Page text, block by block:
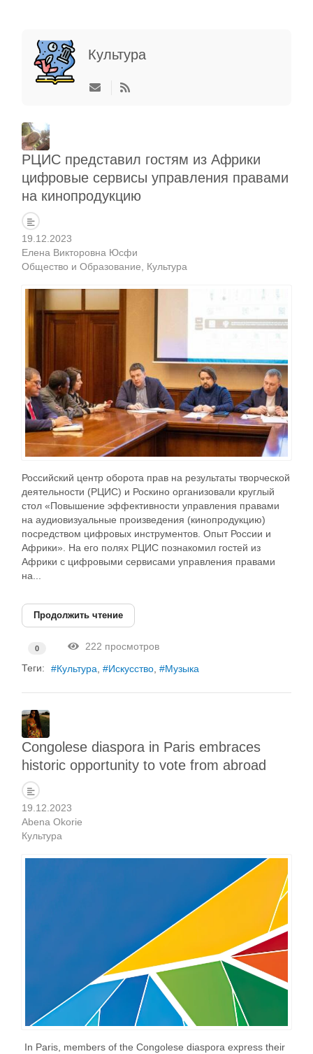
Культура
РЦИС представил гостям из Африки
цифровые сервисы управления правами
на кинопродукцию
19.12.2023
Елена Викторовна Юсфи
Общество и Образование
Культура
Российский центр оборота прав на результаты творческой
деятельности (РЦИС) и Роскино организовали круглый
стол «Повышение эффективности управления правами
на аудиовизуальные произведения (кинопродукцию)
посредством цифровых инструментов. Опыт России и
Африки». На его полях РЦИС познакомил гостей из
Африки с цифровыми сервисами управления правами
на...
Продолжить чтение
0
222 просмотров
Теги:
Культура Искусство Музыка
Congolese diaspora in Paris embraces
historic opportunity to vote from abroad
19.12.2023
Abena Okorie
Культура
In Paris, members of the Congolese diaspora express their